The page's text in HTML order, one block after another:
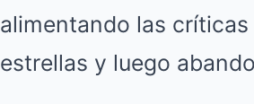
alimentando las
estrellas y luego